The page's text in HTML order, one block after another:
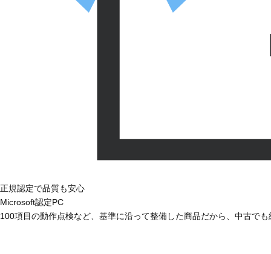
正規認定で品質も安心
Microsoft認定PC
100項目の動作点検など、基準に沿って整備した商品だから、中古で